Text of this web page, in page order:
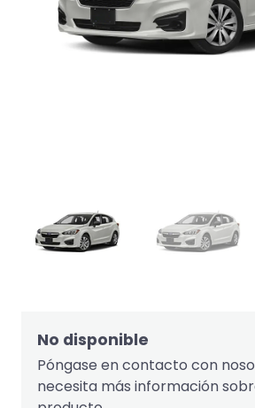
No disponible
Póngase en contacto con
necesita más información